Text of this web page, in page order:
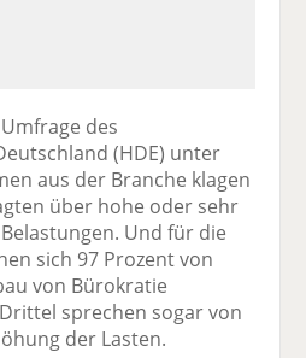
des
(HDE) unter
aus der Branche klagen
über hohe oder sehr
Und für die
sich 97 Prozent von
von Bürokratie
sprechen sogar von
der Lasten.